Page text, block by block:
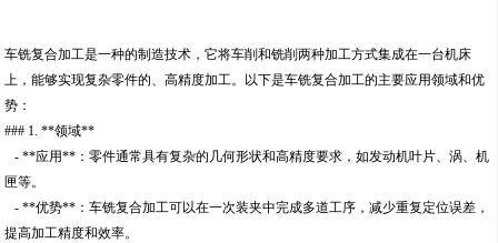
车铣复合加工是一种的制造技术，它将车削和铣削两种加工方式集成在一台机床
上，能够实现复杂零件的、高精度加工。以下是车铣复合加工的主要应用领域和优
势：
### 1. **领域**
- **应用**：零件通常具有复杂的几何形状和高精度要求，如发动机叶片、涡、机
匣等。
- **优势**：车铣复合加工可以在一次装夹中完成多道工序，减少重复定位误差，
提高加工精度和效率。